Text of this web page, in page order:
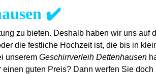
✔️
zu bieten. Deshalb haben wir uns auf
die festliche Hochzeit ist, die bis in
unserem Geschirrverleih Dettenhausen
guten Preis? Dann werfen Sie